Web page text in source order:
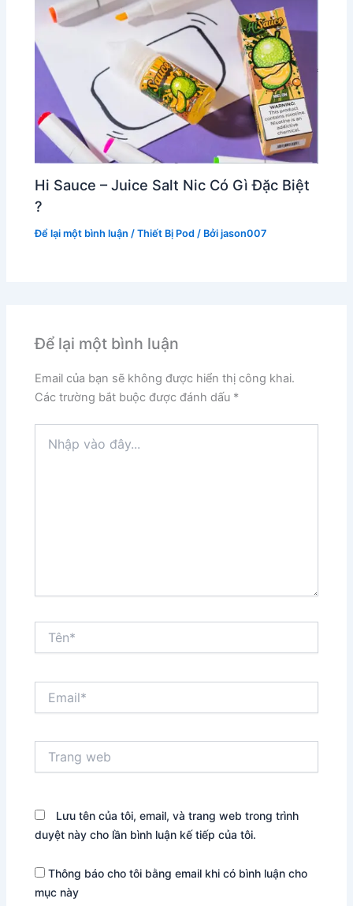
Hi Sauce – Juice Salt Nic Có Gì Đặc Biệt
?
Để lại một bình luận /Thiết Bị Pod / Bởijason007
Để lại một bình luận
Email của bạn sẽ không được hiển thị công khai.
Các trường bắt buộc được đánh dấu *
vào
web
Lưu tên của tôi, email, và trang web trong trình
duyệt này cho lần bình luận kế tiếp của tôi.
Thông báo cho tôi bằng email khi có bình luận cho
mục này